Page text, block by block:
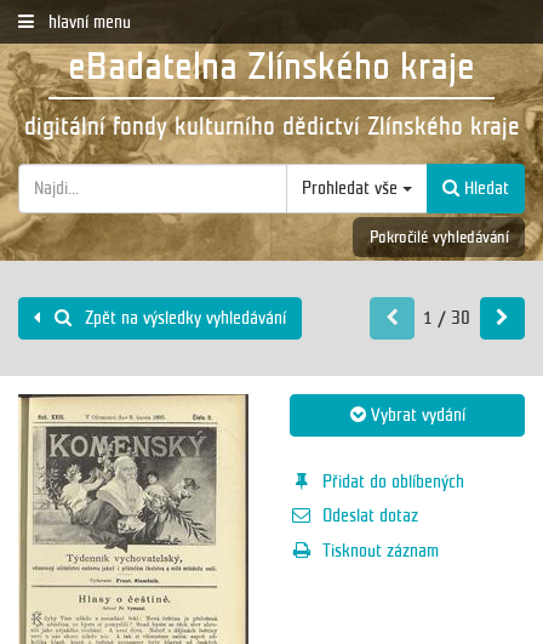
hlavní menu
eBadatelna Zlínského kraje
digitální fondy kulturního dědictví Zlínského kraje
Prohledat vše Hledat
Pokročilé vyhledávání
Zpět na výsledky vyhledávání 1 / 30
Vybrat vydání
Přidat do oblíbených
Odeslat dotaz
Tisknout záznam